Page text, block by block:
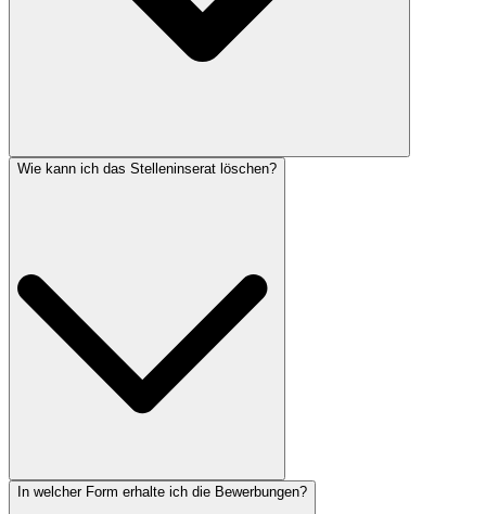
Wie kann ich das Stelleninserat löschen?
In welcher Form erhalte ich die Bewerbungen?